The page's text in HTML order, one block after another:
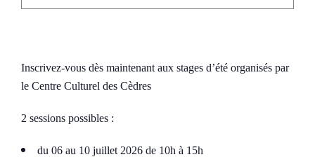
Inscrivez-vous dès maintenant aux stages d’été organisés par
le Centre Culturel des Cèdres
2 sessions possibles :
du 06 au 10 juillet 2026 de 10h à 15h